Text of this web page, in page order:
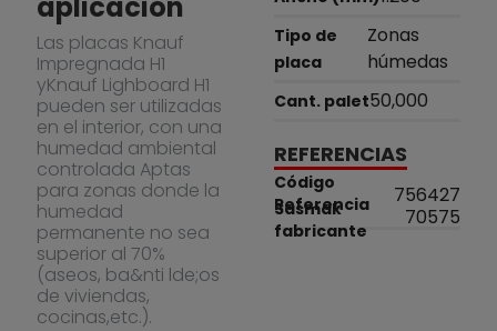
Las placas Knauf
Impregnada H1
yKnauf Lighboard H1
pueden ser utilizadas
en el interior, con una
humedad ambiental
controlada Aptas
para zonas donde la
humedad
permanente no sea
superior al 70%
(aseos, ba&nti lde;os
de viviendas,
cocinas,etc.).
Tipo de
placa
Zonas
húmedas
Cant. palet50,000
REFERENCIAS
Código
Sasmak
756427
Referencia
fabricante
70575